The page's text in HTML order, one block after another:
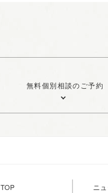
無料個別相談のご予約
TOP
ニ